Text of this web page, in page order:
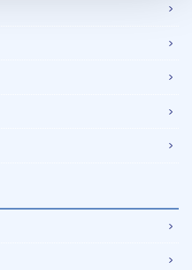
jak náš web používáte,
média, inzerci a
jim poskytli nebo které
jejich služby.